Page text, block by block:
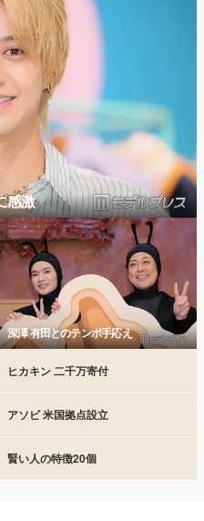
感激
深澤 有田とのテンポ手応え
ヒカキン 二千万寄付
アソビ 米国拠点設立
賢い人の特徴20個